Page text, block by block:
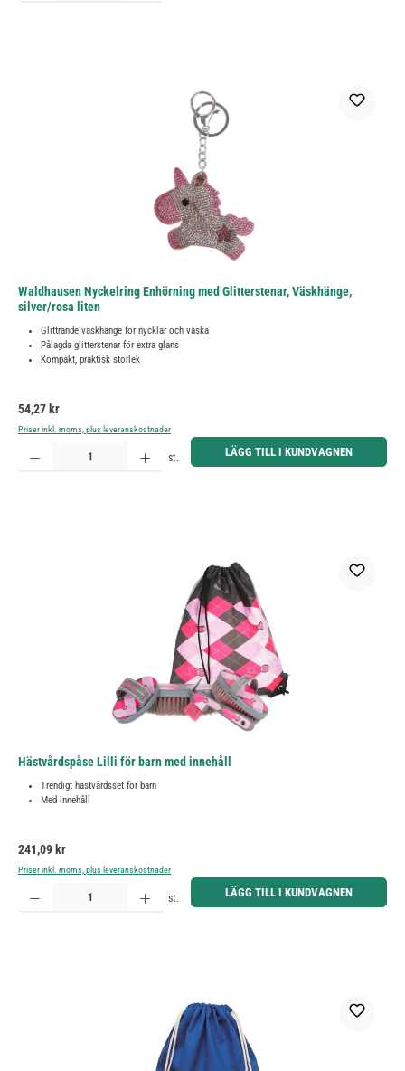
Waldhausen Nyckelring Enhörning med Glitterstenar, Väskhänge,
silver/rosa liten
Glittrande väskhänge för nycklar och väska
Pålagda glitterstenar för extra glans
Kompakt, praktisk storlek
Ordinarie pris:
54,27 kr
Priser inkl. moms, plus leveranskostnader
Produktkvantitet: Ange önskat belopp eller använd knapparna för att öka eller minska kvantiteten.
st. LÄGG TILL I KUNDVAGNEN
Hästvårdspåse Lilli för barn med innehåll
Trendigt hästvårdsset för barn
Med innehåll
Ordinarie pris:
241,09 kr
Priser inkl. moms, plus leveranskostnader
Produktkvantitet: Ange önskat belopp eller använd knapparna för att öka eller minska kvantiteten.
st. LÄGG TILL I KUNDVAGNEN